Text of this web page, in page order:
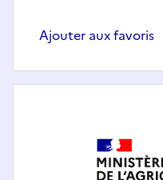
Ajouter aux favoris